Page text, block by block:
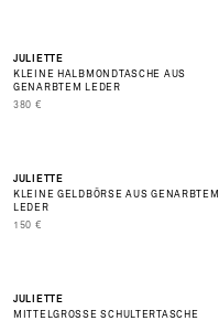
JULIETTE
KLEINE HALBMONDTASCHE AUS
GENARBTEM LEDER
PRIX DE VENTE
380 €
JULIETTE
KLEINE GELDBÖRSE AUS GENARBTEM
LEDER
PRIX DE VENTE
150 €
JULIETTE
MITTELGROSSE SCHULTERTASCHE M